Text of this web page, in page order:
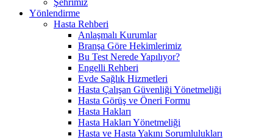
Yönlendirme
Hasta Rehberi
Anlaşmalı Kurumlar
Branşa Göre Hekimlerimiz
Bu Test Nerede Yapılıyor?
Engelli Rehberi
Evde Sağlık Hizmetleri
Hasta Çalışan Güvenliği Yönetmeliği
Hasta Görüş ve Öneri Formu
Hasta Hakları
Hasta Hakları Yönetmeliği
Hasta ve Hasta Yakını Sorumlulukları